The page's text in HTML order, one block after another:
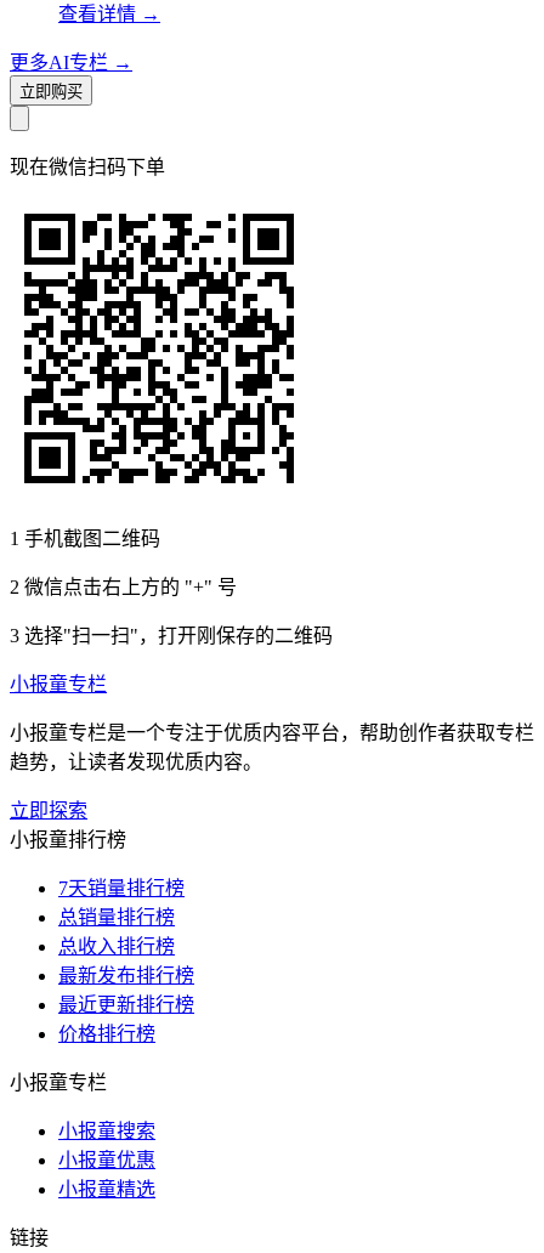
查看详情 →
更多AI专栏 →
立即购买
现在微信扫码下单
1 手机截图二维码
2 微信点击右上方的 "+" 号
3 选择"扫一扫"，打开刚保存的二维码
小报童专栏
小报童专栏是一个专注于优质内容平台，帮助创作者获取专栏
趋势，让读者发现优质内容。
立即探索
小报童排行榜
7天销量排行榜
总销量排行榜
总收入排行榜
最新发布排行榜
最近更新排行榜
价格排行榜
小报童专栏
小报童搜索
小报童优惠
小报童精选
链接